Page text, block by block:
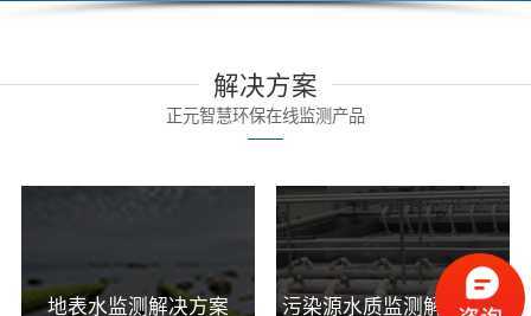
解决方案
正元智慧环保在线监测产品
地表水监测解决方案 污染源水质监测解决方案